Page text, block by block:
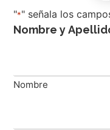
"*" señala los
Nombre y
Nombre